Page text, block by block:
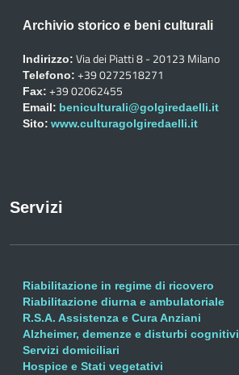
Archivio storico e beni culturali
Indirizzo: Via dei Piatti 8 - 20123 Milano
Telefono: +39 0272518271
Fax: +39 02062455
Email: beniculturali@golgiredaelli.it
Sito: www.culturagolgiredaelli.it
Servizi
Riabilitazione in regime di ricovero
Riabilitazione diurna e ambulatoriale
R.S.A. Assistenza e Cura Anziani
Alzheimer, demenze e disturbi cognitivi
Servizi domiciliari
Hospice e Stati vegetativi